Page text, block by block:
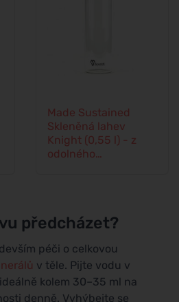
Made Sustained
Skleněná lahev
Knight (0,55 l) - z
odolného
předcházet?
péči o celkovou
v těle. Pijte vodu v
kolem 30–35 ml na
denně. Vyhýbejte se